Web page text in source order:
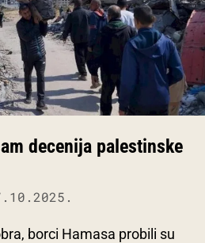
decenija palestinske
borci Hamasa probili su